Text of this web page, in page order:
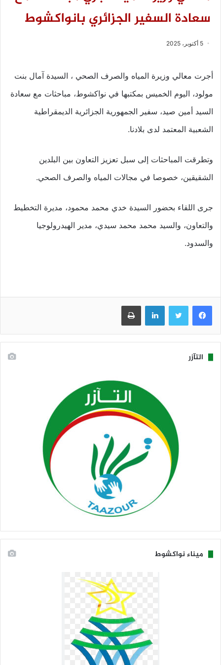
سعادة السفير الجزائري بانواكشوط
5 أكتوبر، 2025
أجرت معالي وزيرة المياه والصرف الصحي ، السيدة آمال بنت
مولود، اليوم الخميس بمكتبها في نواكشوط، مباحثات مع سعادة
السيد أمين صيد، سفير الجمهورية الجزائرية الديمقراطية
الشعبية المعتمد لدى بلادنا.
وتطرقت المباحثات إلى سبل تعزيز التعاون بين البلدين
الشقيقين، خصوصا في مجالات المياه والصرف الصحي.
جرى اللقاء بحضور السيدة خدي محمد محمود، مديرة التخطيط
والتعاون، والسيد محمد محمد سيدي، مدير الهيدرولوجيا
والسدود.
فيسبوك تويتر لينكدإن طباعة
التآزر
ميناء نواكشوط